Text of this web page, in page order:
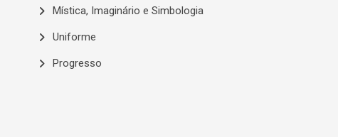
Mística, Imaginário e Simbologia
Uniforme
Progresso